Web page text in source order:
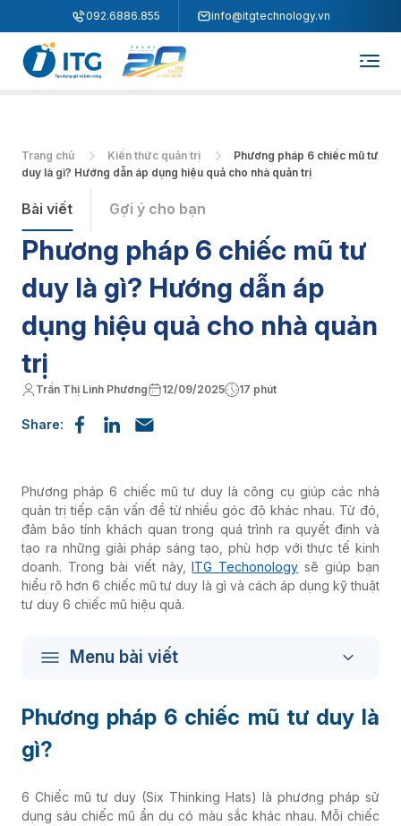
092.6886.855 info@itgtechnology.vn
Trang chủ Kiến thức quản trị
Phương pháp 6 chiếc mũ tư
duy là gì? Hướng dẫn áp dụng hiệu quả cho nhà quản trị
Bài viết Gợi ý cho bạn
Phương pháp 6 chiếc mũ tư
duy là gì? Hướng dẫn áp
dụng hiệu quả cho nhà quản
trị
Trần Thị Linh Phương 12/09/2025 17 phút
Share:
Phương pháp 6 chiếc mũ tư duy là công cụ giúp các nhà
quản trị tiếp cận vấn đề từ nhiều góc độ khác nhau. Từ đó,
đảm bảo tính khách quan trong quá trình ra quyết định và
tạo ra những giải pháp sáng tạo, phù hợp với thực tế kinh
doanh. Trong bài viết này,ITG Techonology sẽ giúp bạn
hiểu rõ hơn 6 chiếc mũ tư duy là gì và cách áp dụng kỹ thuật
tư duy 6 chiếc mũ hiệu quả.
Menu bài viết
Phương pháp 6 chiếc mũ tư duy là
gì?
6 Chiếc mũ tư duy (Six Thinking Hats) là phương pháp sử
dụng sáu chiếc mũ ẩn dụ có màu sắc khác nhau. Mỗi chiếc